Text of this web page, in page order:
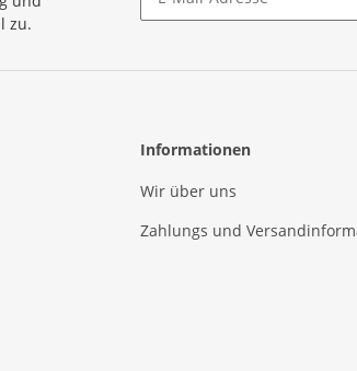
zu.
Informationen
Wir über uns
Zahlungs und